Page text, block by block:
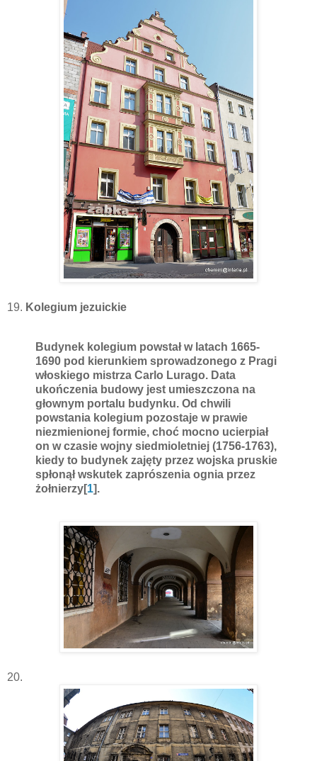
19. Kolegium jezuickie
Budynek kolegium powstał w latach 1665-
1690 pod kierunkiem sprowadzonego z Pragi
włoskiego mistrza Carlo Lurago. Data
ukończenia budowy jest umieszczona na
głownym portalu budynku. Od chwili
powstania kolegium pozostaje w prawie
niezmienionej formie, choć mocno ucierpiał
on w czasie wojny siedmioletniej (1756-1763),
kiedy to budynek zajęty przez wojska pruskie
spłonął wskutek zaprószenia ognia przez
żołnierzy[1].
20.